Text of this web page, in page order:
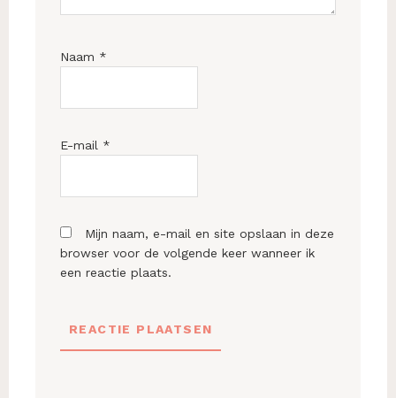
Naam *
E-mail *
Mijn naam, e-mail en site opslaan in deze
browser voor de volgende keer wanneer ik
een reactie plaats.